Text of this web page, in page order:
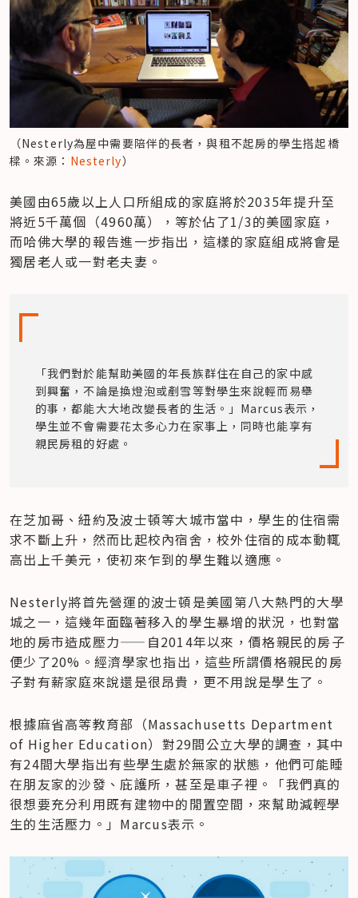
（Nesterly為屋中需要陪伴的長者，與租不起房的學生搭起橋
樑。來源： Nesterly）
美國由65歲以上人口所組成的家庭將於2035年提升至
將近5千萬個（4960萬），等於佔了1/3的美國家庭，
而哈佛大學的報告進一步指出，這樣的家庭組成將會是
獨居老人或一對老夫妻。
「我們對於能幫助美國的年長族群住在自己的家中感
到興奮，不論是換燈泡或剷雪等對學生來說輕而易舉
的事，都能大大地改變長者的生活。」Marcus表示，
學生並不會需要花太多心力在家事上，同時也能享有
親民房租的好處。
在芝加哥、紐約及波士頓等大城市當中，學生的住宿需
求不斷上升，然而比起校內宿舍，校外住宿的成本動輒
高出上千美元，使初來乍到的學生難以適應。
Nesterly將首先營運的波士頓是美國第八大熱門的大學
城之一，這幾年面臨著移入的學生暴增的狀況，也對當
地的房市造成壓力——自2014年以來，價格親民的房子
便少了20%。經濟學家也指出，這些所謂價格親民的房
子對有薪家庭來說還是很昂貴，更不用說是學生了。
根據麻省高等教育部（Massachusetts Department
of Higher Education）對29間公立大學的調查，其中
有24間大學指出有些學生處於無家的狀態，他們可能睡
在朋友家的沙發、庇護所，甚至是車子裡。「我們真的
很想要充分利用既有建物中的閒置空間，來幫助減輕學
生的生活壓力。」Marcus表示。